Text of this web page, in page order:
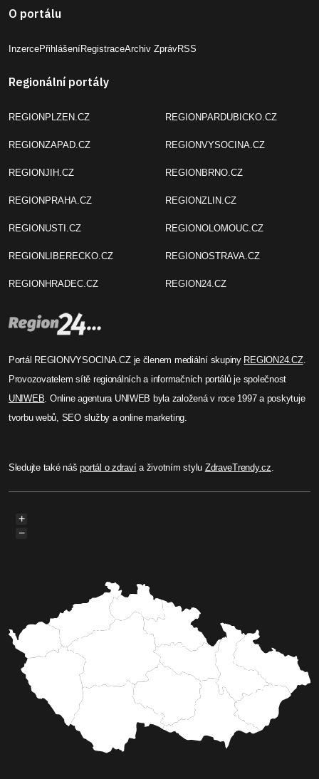
O portálu
InzercePřihlášeníRegistraceArchiv ZprávRSS
Regionální portály
REGIONPLZEN.CZ
REGIONZAPAD.CZ
REGIONJIH.CZ
REGIONPRAHA.CZ
REGIONUSTI.CZ
REGIONLIBERECKO.CZ
REGIONHRADEC.CZ
REGIONPARDUBICKO.CZ
REGIONVYSOCINA.CZ
REGIONBRNO.CZ
REGIONZLIN.CZ
REGIONOLOMOUC.CZ
REGIONOSTRAVA.CZ
REGION24.CZ
Portál REGIONVYSOCINA.CZ je členem mediální skupiny REGION24.CZ.
Provozovatelem sítě regionálních a informačních portálů je společnost
UNIWEB . Online agentura UNIWEB byla založená v roce 1997 a poskytuje
tvorbu webů, SEO služby a online marketing.
Sledujte také nášportál o zdravía životním stylu ZdraveTrendy.cz
+
−